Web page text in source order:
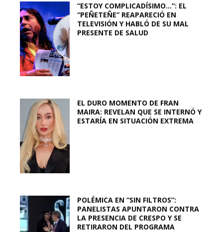
“ESTOY COMPLICADÍSIMO…”: EL
“PEÑETEÑE” REAPARECIÓ EN
TELEVISIÓN Y HABLÓ DE SU MAL
PRESENTE DE SALUD
EL DURO MOMENTO DE FRAN
MAIRA: REVELAN QUE SE INTERNÓ Y
ESTARÍA EN SITUACIÓN EXTREMA
POLÉMICA EN “SIN FILTROS”:
PANELISTAS APUNTARON CONTRA
LA PRESENCIA DE CRESPO Y SE
RETIRARON DEL PROGRAMA